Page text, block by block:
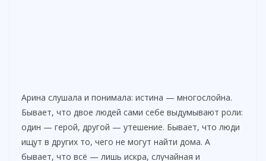
Арина слушала и понимала: истина — многослойна.
Бывает, что двое людей сами себе выдумывают роли:
один — герой, другой — утешение. Бывает, что люди
ищут в других то, чего не могут найти дома. А
бывает, что всё — лишь искра, случайная и